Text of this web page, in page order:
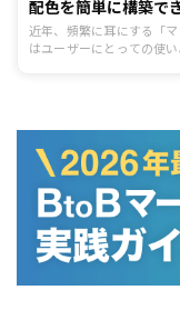
配色を簡単に構築で
近年、頻繁に耳にする「
はユーザーにとっての使